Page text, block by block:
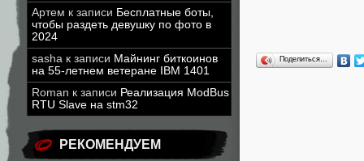
Артем к записи Бесплатные боты,
чтобы раздеть девушку по фото в
2024
sasha к записи Майнинг биткоинов
на 55-летнем ветеране IBM 1401
Roman к записи Реализация ModBus
RTU Slave на stm32
РЕКОМЕНДУЕМ
Поделиться…